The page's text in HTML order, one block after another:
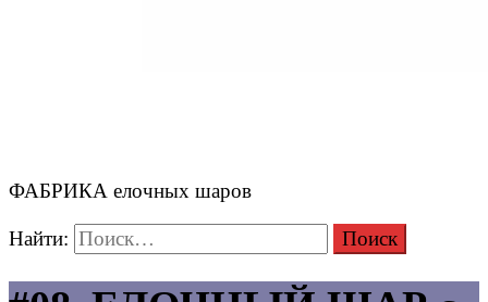
ФАБРИКА елочных шаров
Найти: